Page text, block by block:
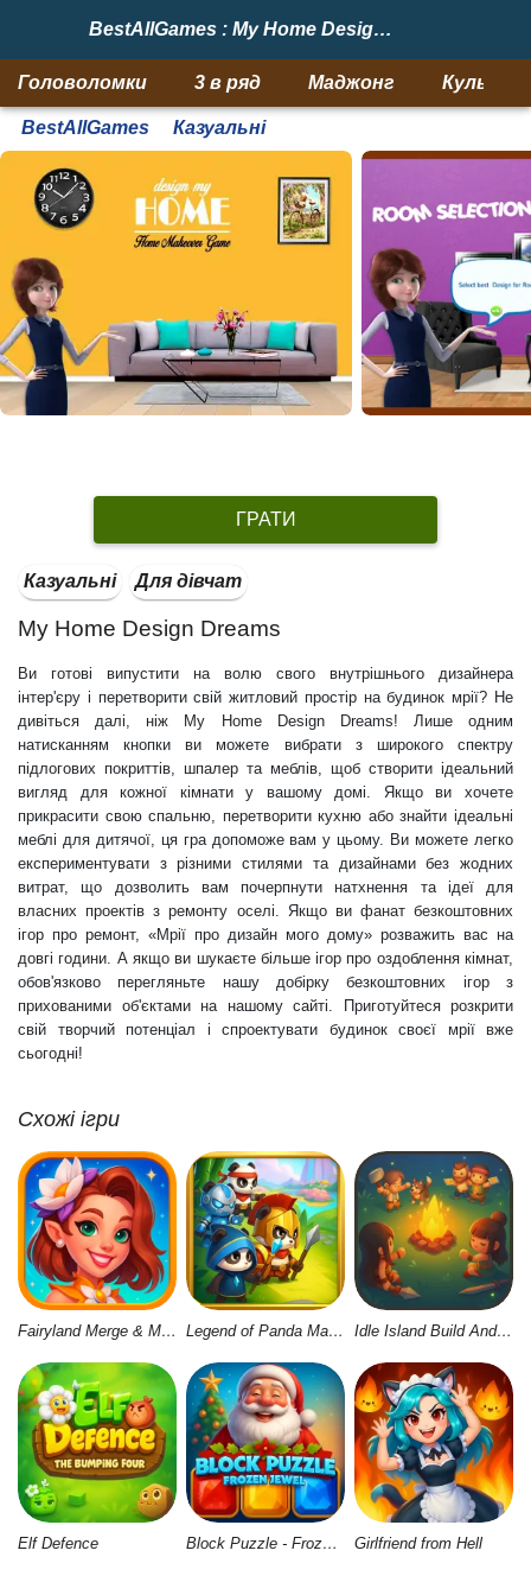
BestAllGames : My Home Design Dreams
Головоломки 3 в ряд Маджонг Кульки
BestAllGames Казуальні
ГРАТИ
Казуальні Для дівчат
My Home Design Dreams
Ви готові випустити на волю свого внутрішнього дизайнера
інтер'єру і перетворити свій житловий простір на будинок мрії? Не
дивіться далі, ніж My Home Design Dreams! Лише одним
натисканням кнопки ви можете вибрати з широкого спектру
підлогових покриттів, шпалер та меблів, щоб створити ідеальний
вигляд для кожної кімнати у вашому домі. Якщо ви хочете
прикрасити свою спальню, перетворити кухню або знайти ідеальні
меблі для дитячої, ця гра допоможе вам у цьому. Ви можете легко
експериментувати з різними стилями та дизайнами без жодних
витрат, що дозволить вам почерпнути натхнення та ідеї для
власних проектів з ремонту оселі. Якщо ви фанат безкоштовних
ігор про ремонт, «Мрії про дизайн мого дому» розважить вас на
довгі години. А якщо ви шукаєте більше ігор про оздоблення кімнат,
обов'язково перегляньте нашу добірку безкоштовних ігор з
прихованими об'єктами на нашому сайті. Приготуйтеся розкрити
свій творчий потенціал і спроектувати будинок своєї мрії вже
сьогодні!
Схожі ігри
Fairyland Merge & Magic Legend of Panda Match 3 & Battle Idle Island Build And Survive
Elf Defence Block Puzzle - Frozen Jewel Girlfriend from Hell